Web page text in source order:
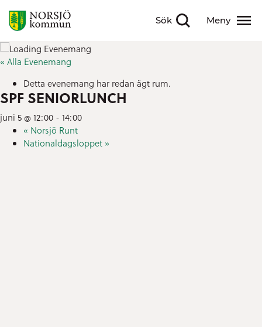
Sök
Visa sökfält Meny
Visa meny
« Alla Evenemang
Detta evenemang har redan ägt rum.
SPF SENIORLUNCH
juni 5 @ 12:00 - 14:00
« Norsjö Runt
Nationaldagsloppet »